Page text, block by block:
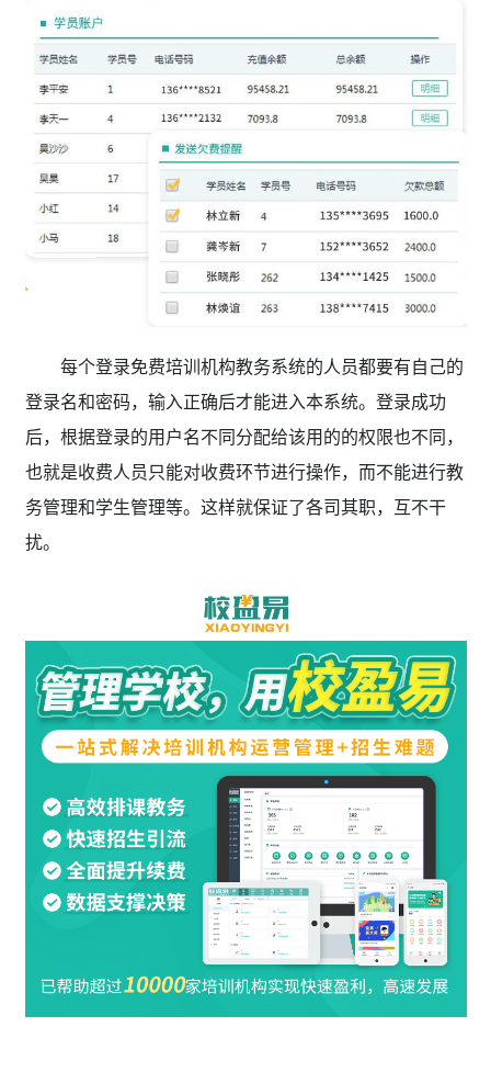
每个登录免费培训机构教务系统的人员都要有自己的
登录名和密码，输入正确后才能进入本系统。登录成功
后，根据登录的用户名不同分配给该用的的权限也不同，
也就是收费人员只能对收费环节进行操作，而不能进行教
务管理和学生管理等。这样就保证了各司其职，互不干
扰。